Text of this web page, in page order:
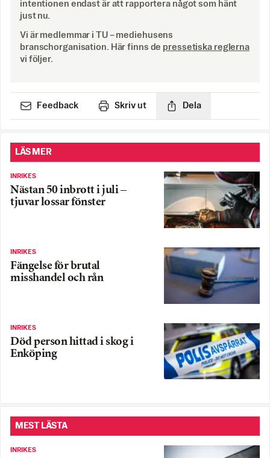
intentionen endast är att rapportera något som hänt
just nu.
Vi är medlemmar i TU – mediehusens
branschorganisation. Här finns de pressetiska reglerna
vi följer.
Feedback Skriv ut Dela
LÄS MER
INRIKES
Nästan 50 inbrott i juli –
tjuvar lossar fönster
INRIKES
Fängelse för brutal
misshandel och rån
INRIKES
Död person hittad i skog i
Enköping
MEST LÄSTA
INRIKES